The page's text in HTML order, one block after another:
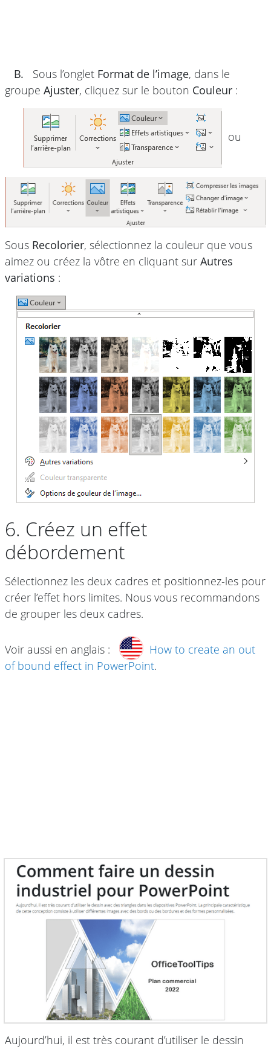
B. Sous l’onglet Format de l’image, dans le
groupe Ajuster, cliquez sur le bouton Couleur :
ou
Sous Recolorier, sélectionnez la couleur que vous
aimez ou créez la vôtre en cliquant sur Autres
variations :
6. Créez un effet
débordement
Sélectionnez les deux cadres et positionnez-les pour
créer l’effet hors limites. Nous vous recommandons
de grouper les deux cadres.
Voir aussi en anglais :
How to create an out
of bound effect in PowerPoint.
Aujourd’hui, il est très courant d’utiliser le dessin